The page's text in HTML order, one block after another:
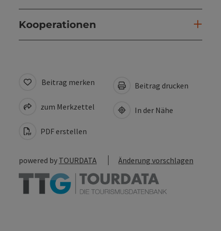
Kooperationen
Beitrag merken
zum Merkzettel
PDF erstellen
Beitrag drucken
In der Nähe
powered by TOURDATA Änderung vorschlagen